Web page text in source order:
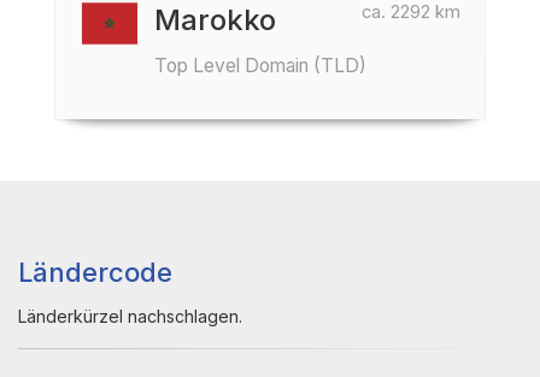
ca. 2292 km
Marokko
Top Level Domain (TLD)
Ländercode
Länderkürzel nachschlagen.